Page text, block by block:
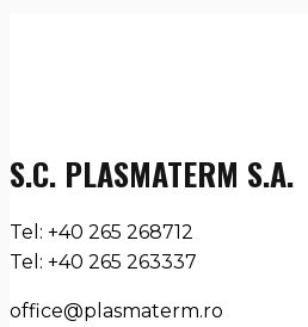
S.C. PLASMATERM S.A.
Tel: +40 265 268712
Tel: +40 265 263337
office@plasmaterm.ro